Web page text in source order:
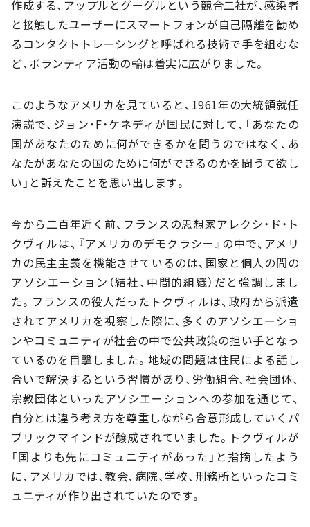
作成する、アップルとグーグルという競合二社が、感染者
と接触したユーザーにスマートフォンが自己隔離を勧め
るコンタクトトレーシングと呼ばれる技術で手を組むな
ど、ボランティア活動の輪は着実に広がりました。
このようなアメリカを見ていると、1961年の大統領就任
演説で、ジョン・F・ケネディが国民に対して、「あなたの
国があなたのために何ができるかを問うのではなく、あ
なたがあなたの国のために何ができるのかを問うて欲し
い」と訴えたことを思い出します。
今から二百年近く前、フランスの思想家アレクシ・ド・ト
クヴィルは、『アメリカのデモクラシー』の中で、アメリ
カの民主主義を機能させているのは、国家と個人の間の
アソシエーション（結社、中間的組織）だと強調しまし
た。フランスの役人だったトクヴィルは、政府から派遣
されてアメリカを視察した際に、多くのアソシエーショ
ンやコミュニティが社会の中で公共政策の担い手となっ
ているのを目撃しました。地域の問題は住民による話し
合いで解決するという習慣があり、労働組合、社会団体、
宗教団体といったアソシエーションへの参加を通じて、
自分とは違う考え方を尊重しながら合意形成していくパ
ブリックマインドが醸成されていました。トクヴィルが
「国よりも先にコミュニティがあった」と指摘したよう
に、アメリカでは、教会、病院、学校、刑務所といったコミ
ュニティが作り出されていたのです。